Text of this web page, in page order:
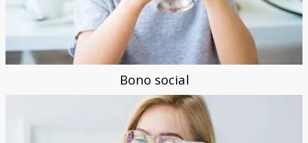
Bono social